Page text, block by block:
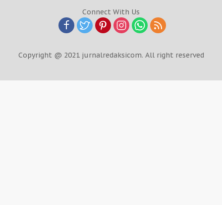
Connect With Us
Copyright @ 2021 jurnalredaksicom. All right reserved